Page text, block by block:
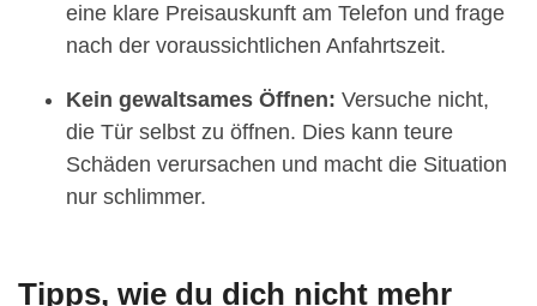
eine klare Preisauskunft am Telefon und frage
nach der voraussichtlichen Anfahrtszeit.
Kein gewaltsames Öffnen: Versuche nicht,
die Tür selbst zu öffnen. Dies kann teure
Schäden verursachen und macht die Situation
nur schlimmer.
Tipps, wie du dich nicht mehr